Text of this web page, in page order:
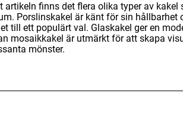
artikeln finns det flera olika typer av
Porslinskakel är känt för sin hållbarhet
till ett populärt val. Glaskakel ger en
mosaikkakel är utmärkt för att skapa
mönster.